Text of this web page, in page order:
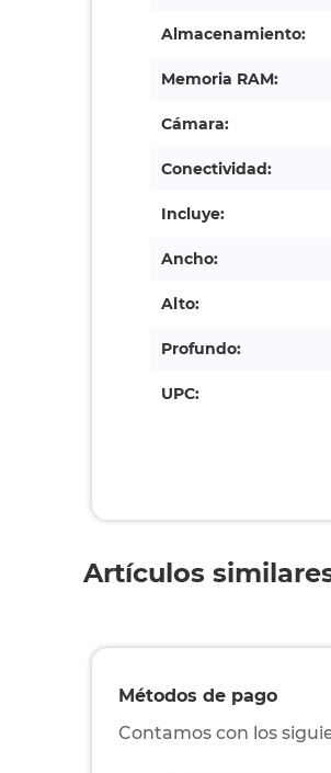
Almacenamiento:
Memoria RAM:
Cámara:
Conectividad:
Incluye:
Ancho:
Alto:
Profundo:
UPC:
Artículos
Métodos de pago
Contamos con los